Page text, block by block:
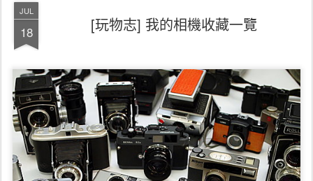
JUL
18 [玩物志] 我的相機收藏一覽